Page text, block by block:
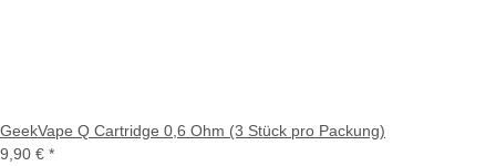
GeekVape Q Cartridge 0,6 Ohm (3 Stück pro Packung)
9,90 € *